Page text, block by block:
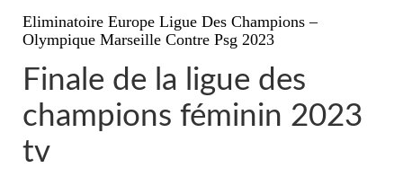
Eliminatoire Europe Ligue Des Champions –
Olympique Marseille Contre Psg 2023
Finale de la ligue des
champions féminin 2023
tv